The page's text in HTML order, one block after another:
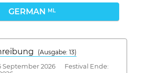
GERMAN ML
(Ausgabe: 13)
September 2026 Festival Ende: